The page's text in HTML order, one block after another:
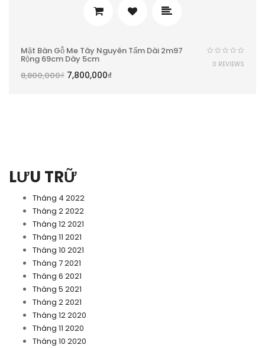
LƯU TRỮ
Tháng 4 2022
Tháng 2 2022
Tháng 12 2021
Tháng 11 2021
Tháng 10 2021
Tháng 7 2021
Tháng 6 2021
Tháng 5 2021
Tháng 2 2021
Tháng 12 2020
Tháng 11 2020
Tháng 10 2020
Mặt Bàn Gỗ Me Tây Nguyên Tấm Dài 2m97
Rộng 69cm Dày 5cm
8,800,000₫ 7,800,000₫
0 REVIEWS